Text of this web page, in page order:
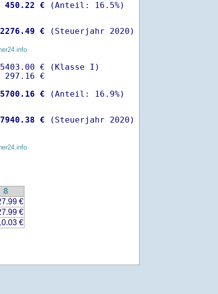
450.22 €
2276.49 € (Steuerjahr 2020)
€ (Klasse I)
€
5700.16 €
€ (Steuerjahr 2020)
8
€
€
€